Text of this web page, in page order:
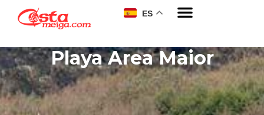
ES
Playa Area Maior